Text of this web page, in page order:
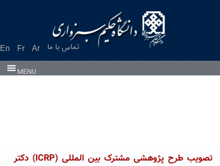
En Fr Ar تماس با ما
MENU
تصویب طرح پژوهشی مشترک بین المللی (ICRP) دکتر